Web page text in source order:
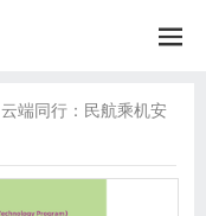
云端同行：民航乘机安